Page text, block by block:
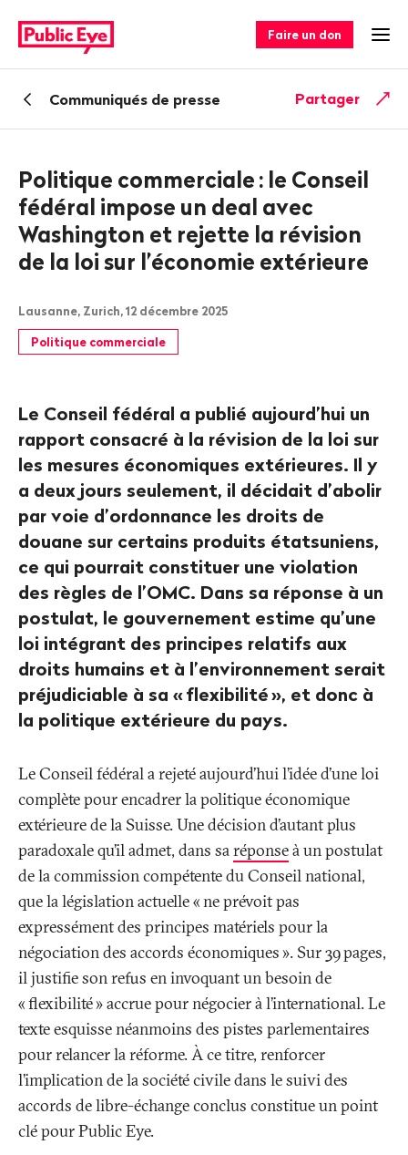
sur
publiceye.ch
rapide
Faire un don
RetourCommuniqués de presse Partager
Politique commerciale : le Conseil
fédéral impose un deal avec
Washington et rejette la révision
de la loi sur l’économie extérieure
Lausanne, Zurich, 12 décembre 2025
Politique commerciale
Le Conseil fédéral a publié aujourd’hui un
rapport consacré à la révision de la loi sur
les mesures économiques extérieures. Il y
a deux jours seulement, il décidait d’abolir
par voie d’ordonnance les droits de
douane sur certains produits étatsuniens,
ce qui pourrait constituer une violation
des règles de l’OMC. Dans sa réponse à un
postulat, le gouvernement estime qu’une
loi intégrant des principes relatifs aux
droits humains et à l’environnement serait
préjudiciable à sa «flexibilité», et donc à
la politique extérieure du pays.
Le Conseil fédéral a rejeté aujourd’hui l’idée d’une loi
complète pour encadrer la politique économique
extérieure de la Suisse. Une décision d’autant plus
paradoxale qu’il admet, dans saréponseà un postulat
de la commission compétente du Conseil national,
que la législation actuelle «ne prévoit pas
expressément des principes matériels pour la
négociation des accords économiques». Sur 39 pages,
il justifie son refus en invoquant un besoin de
«flexibilité» accrue pour négocier à l’international. Le
texte esquisse néanmoins des pistes parlementaires
pour relancer la réforme. À ce titre, renforcer
l’implication de la société civile dans le suivi des
accords de libre-échange conclus constitue un point
clé pour Public Eye.